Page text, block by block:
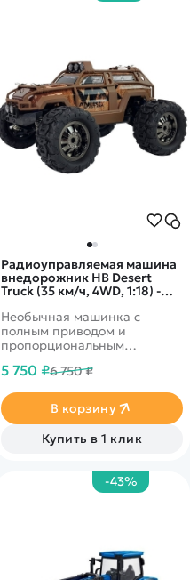
Радиоуправляемая машина
внедорожник HB Desert
Truck (35 км/ч, 4WD, 1:18) -
Необычная машинка с
полным приводом и
пропорциональным
5 750 ₽6 750 ₽
В корзину
Купить в 1 клик
-43%